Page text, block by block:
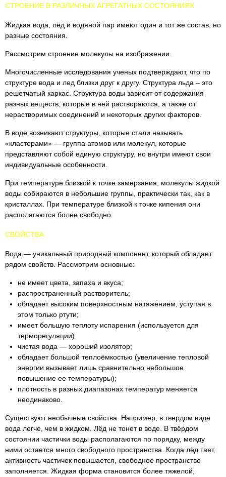
СТРОЕНИЕ В РАЗЛИЧНЫХ АГРЕГАТНЫХ СОСТОЯНИЯХ
Жидкая вода, лёд и водяной пар имеют один и тот же состав, но
разные состояния.
Рассмотрим строение молекулы на изображении.
Многочисленные исследования ученых подтверждают, что по
структуре вода и лед близки друг к другу. Структура льда – это
решетчатый каркас. Структура воды зависит от содержания
разных веществ, которые в ней растворяются, а также от
нерастворимых соединений и некоторых других факторов.
В воде возникают структуры, которые стали называть
«кластерами» — группа атомов или молекул, которые
представляют собой единую структуру, но внутри имеют свои
индивидуальные особенности.
При температуре близкой к точке замерзания, молекулы жидкой
воды собираются в небольшие группы, практически так, как в
кристаллах. При температуре близкой к точке кипения они
располагаются более свободно.
СВОЙСТВА
Вода — уникальный природный компонент, который обладает
рядом свойств. Рассмотрим основные:
не имеет цвета, запаха и вкуса;
распространенный растворитель;
обладает высоким поверхностным натяжением, уступая в
этом только ртути;
имеет большую теплоту испарения (используется для
терморегуляции);
чистая вода — хороший изолятор;
обладает большой теплоёмкостью (увеличение тепловой
энергии вызывает лишь сравнительно небольшое
повышение ее температуры);
плотность в разных диапазонах температур меняется
неодинаково.
Существуют необычные свойства. Например, в твердом виде
вода легче, чем в жидком. Лёд не тонет в воде. В твёрдом
состоянии частички воды располагаются по порядку, между
ними остается много свободного пространства. Когда лёд тает,
активность частичек повышается, свободное пространство
заполняется. Жидкая форма становится более тяжелой,